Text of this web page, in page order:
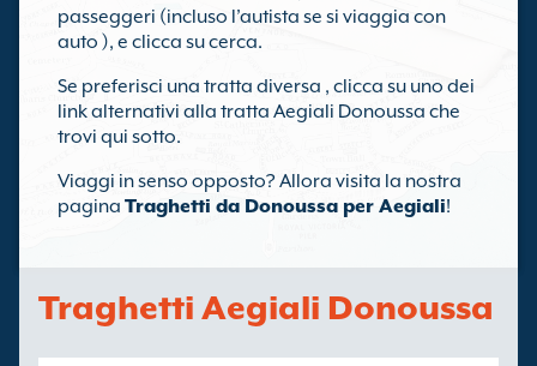
passeggeri (incluso l’autista se si viaggia con
auto ), e clicca su cerca.
Se preferisci una tratta diversa , clicca su uno dei
link alternativi alla tratta Aegiali Donoussa che
trovi qui sotto.
Viaggi in senso opposto? Allora visita la nostra
pagina Traghetti da Donoussa per Aegiali!
Traghetti Aegiali Donoussa